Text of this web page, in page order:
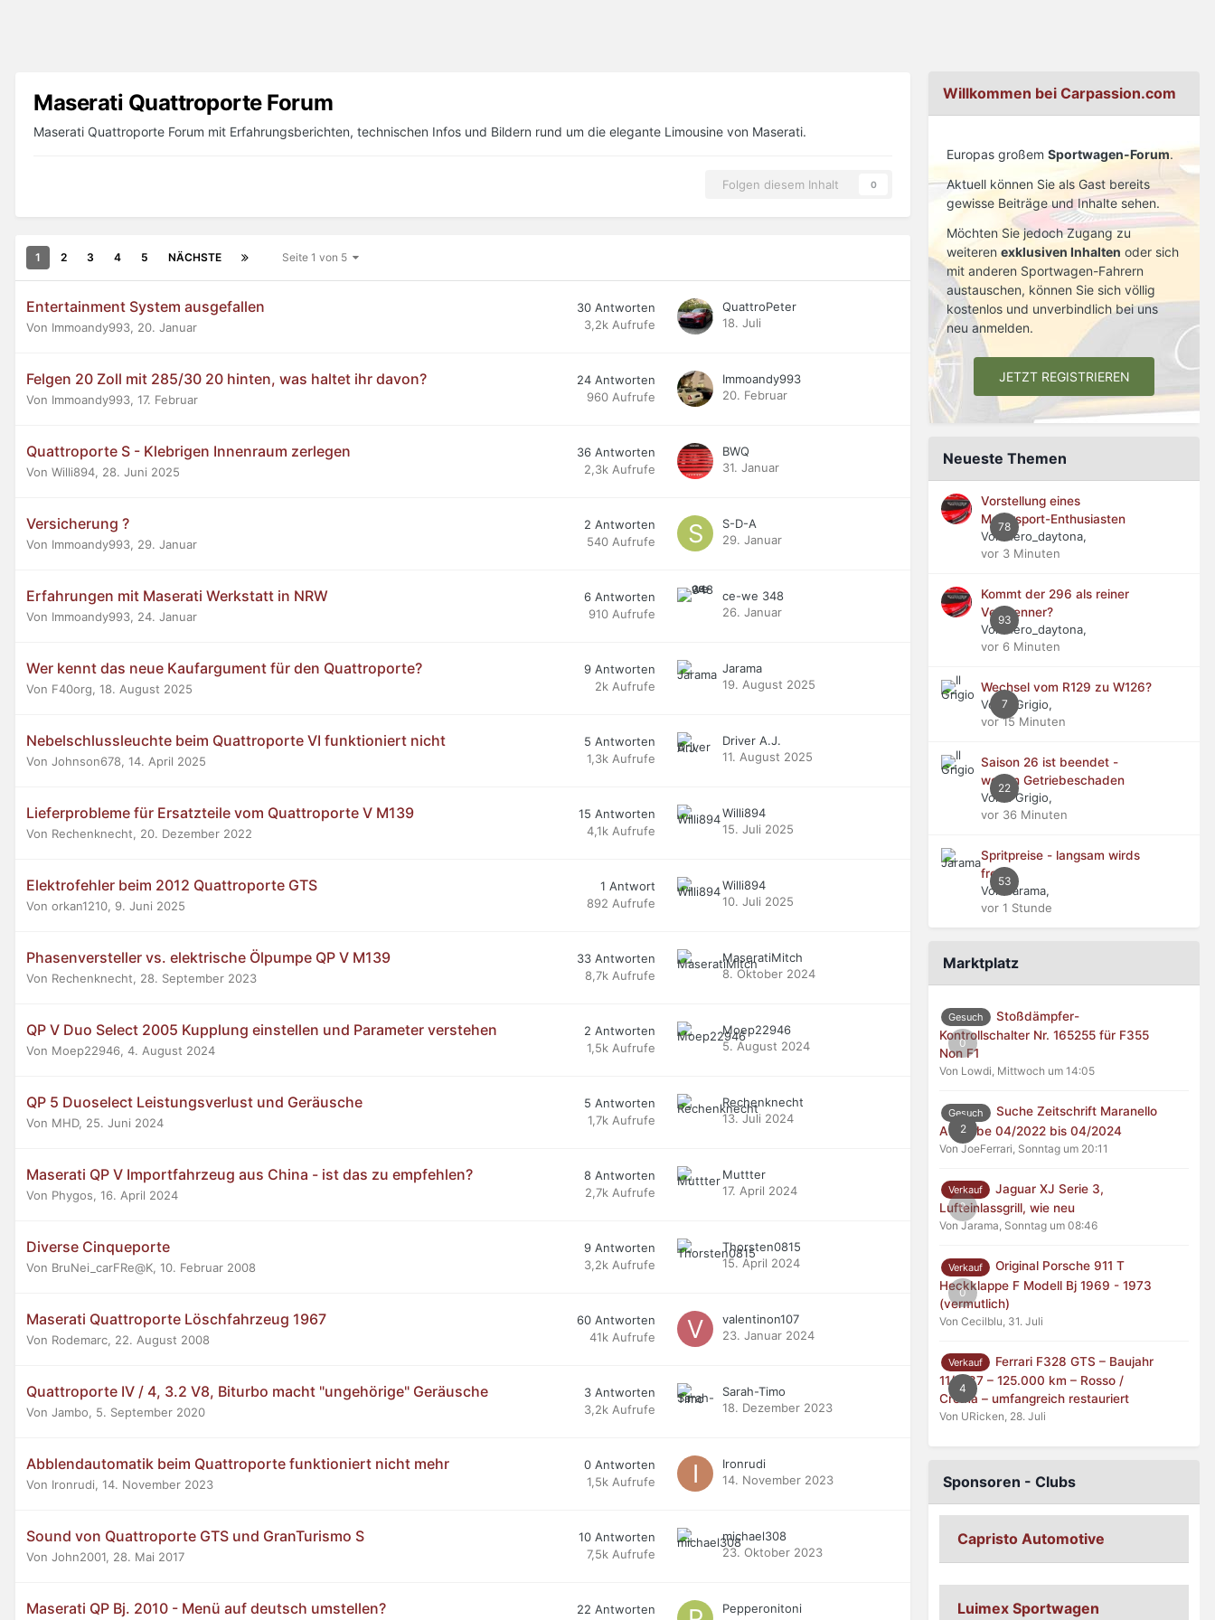
Maserati Quattroporte Forum
Maserati Quattroporte Forum mit Erfahrungsberichten, technischen Infos und Bildern rund um die elegante Limousine von Maserati.
Folgen diesem Inhalt 0
1 2 3 4 5 NÄCHSTE Seite 1 von 5
Entertainment System ausgefallen
Von Immoandy993, 20. Januar
30 Antworten
3,2k Aufrufe
QuattroPeter
18. Juli
Felgen 20 Zoll mit 285/30 20 hinten, was haltet ihr davon?
Von Immoandy993, 17. Februar
24 Antworten
960 Aufrufe
Immoandy993
20. Februar
Quattroporte S - Klebrigen Innenraum zerlegen
Von Willi894, 28. Juni 2025
36 Antworten
2,3k Aufrufe
BWQ
31. Januar
Versicherung ?
Von Immoandy993, 29. Januar
2 Antworten
540 Aufrufe
S-D-A
29. Januar
Erfahrungen mit Maserati Werkstatt in NRW
Von Immoandy993, 24. Januar
6 Antworten
910 Aufrufe
ce-we 348
26. Januar
Wer kennt das neue Kaufargument für den Quattroporte?
Von F40org, 18. August 2025
9 Antworten
2k Aufrufe
Jarama
19. August 2025
Nebelschlussleuchte beim Quattroporte VI funktioniert nicht
Von Johnson678, 14. April 2025
5 Antworten
1,3k Aufrufe
Driver A.J.
11. August 2025
Lieferprobleme für Ersatzteile vom Quattroporte V M139
Von Rechenknecht, 20. Dezember 2022
15 Antworten
4,1k Aufrufe
Willi894
15. Juli 2025
Elektrofehler beim 2012 Quattroporte GTS
Von orkan1210, 9. Juni 2025
1 Antwort
892 Aufrufe
Willi894
10. Juli 2025
Phasenversteller vs. elektrische Ölpumpe QP V M139
Von Rechenknecht, 28. September 2023
33 Antworten
8,7k Aufrufe
MaseratiMitch
8. Oktober 2024
QP V Duo Select 2005 Kupplung einstellen und Parameter verstehen
Von Moep22946, 4. August 2024
2 Antworten
1,5k Aufrufe
Moep22946
5. August 2024
QP 5 Duoselect Leistungsverlust und Geräusche
Von MHD, 25. Juni 2024
5 Antworten
1,7k Aufrufe
Rechenknecht
13. Juli 2024
Maserati QP V Importfahrzeug aus China - ist das zu empfehlen?
Von Phygos, 16. April 2024
8 Antworten
2,7k Aufrufe
Muttter
17. April 2024
Diverse Cinqueporte
Von BruNei_carFRe@K, 10. Februar 2008
9 Antworten
3,2k Aufrufe
Thorsten0815
15. April 2024
Maserati Quattroporte Löschfahrzeug 1967
Von Rodemarc, 22. August 2008
60 Antworten
41k Aufrufe
valentinon107
23. Januar 2024
Quattroporte IV / 4, 3.2 V8, Biturbo macht "ungehörige" Geräusche
Von Jambo, 5. September 2020
3 Antworten
3,2k Aufrufe
Sarah-Timo
18. Dezember 2023
Abblendautomatik beim Quattroporte funktioniert nicht mehr
Von Ironrudi, 14. November 2023
0 Antworten
1,5k Aufrufe
Ironrudi
14. November 2023
Sound von Quattroporte GTS und GranTurismo S
Von John2001, 28. Mai 2017
10 Antworten
7,5k Aufrufe
michael308
23. Oktober 2023
Maserati QP Bj. 2010 - Menü auf deutsch umstellen? 22 Antworten
Pepperonitoni
Willkommen bei Carpassion.com
Europas großem Sportwagen-Forum.
Aktuell können Sie als Gast bereits
gewisse Beiträge und Inhalte sehen.
Möchten Sie jedoch Zugang zu
weiteren exklusiven Inhalten oder sich
mit anderen Sportwagen-Fahrern
austauschen, können Sie sich völlig
kostenlos und unverbindlich bei uns
neu anmelden.
JETZT REGISTRIEREN
Neueste Themen
78
Vorstellung eines
Motorsport-Enthusiasten
Von nero_daytona,
vor 3 Minuten
93
Kommt der 296 als reiner
Verbrenner?
Von nero_daytona,
vor 6 Minuten
7
Wechsel vom R129 zu W126?
Von Il Grigio,
vor 15 Minuten
22
Saison 26 ist beendet -
wegen Getriebeschaden
Von Il Grigio,
vor 36 Minuten
53
Spritpreise - langsam wirds
frech
Von Jarama,
vor 1 Stunde
Marktplatz
0
Gesuch
Stoßdämpfer-
Kontrollschalter Nr. 165255 für F355
Non F1
Von Lowdi, Mittwoch um 14:05
2
Gesuch
Suche Zeitschrift Maranello
Ausgabe 04/2022 bis 04/2024
Von JoeFerrari, Sonntag um 20:11
0
Verkauf
Jaguar XJ Serie 3,
Lufteinlassgrill, wie neu
Von Jarama, Sonntag um 08:46
0
Verkauf
Original Porsche 911 T
Heckklappe F Modell Bj 1969 - 1973
(vermutlich)
Von Cecilblu, 31. Juli
4
Verkauf
Ferrari F328 GTS – Baujahr
11/1987 – 125.000 km – Rosso /
Crema – umfangreich restauriert
Von URicken, 28. Juli
Sponsoren - Clubs
Capristo Automotive
Luimex Sportwagen